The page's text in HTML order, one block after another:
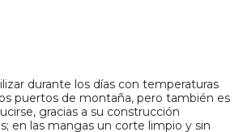
durante los días con temperaturas
puertos de montaña, pero también es
gracias a su construcción
en las mangas un corte limpio y sin